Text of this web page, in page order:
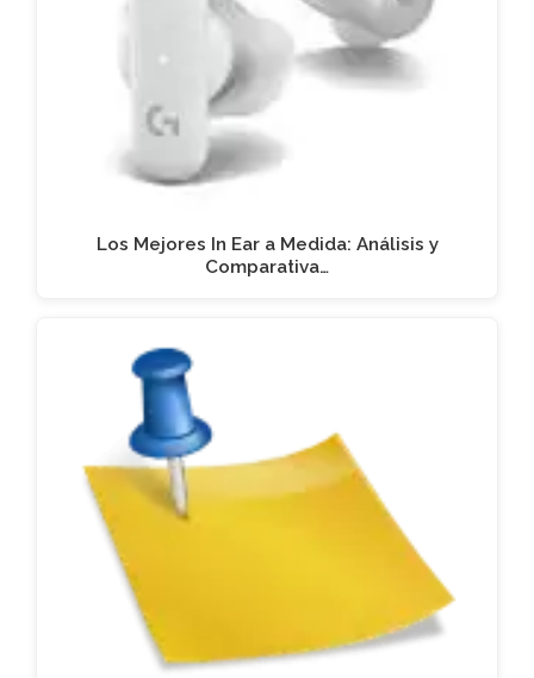
Los Mejores In Ear a Medida: Análisis y
Comparativa…